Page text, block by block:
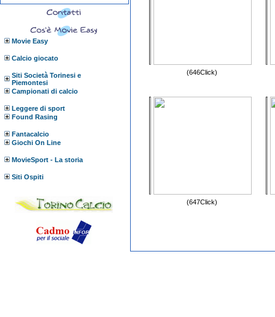
Movie Easy
Calcio giocato
Siti Società Torinesi e
Piemontesi
Campionati di calcio
Leggere di sport
Found Rasing
Fantacalcio
Giochi On Line
MovieSport - La storia
Siti Ospiti
(646Click)
(647Click)